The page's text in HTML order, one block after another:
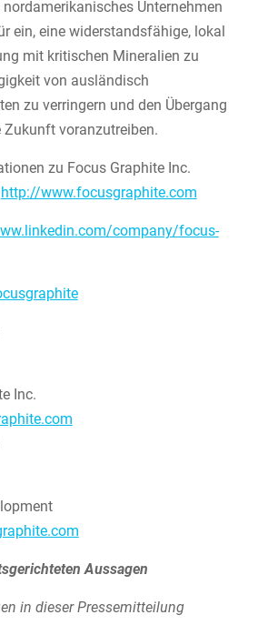
Unternehmen
ein, eine widerstandsfähige, lokal
mit kritischen Mineralien zu
von ausländisch
zu verringern und den Übergang
voranzutreiben.
zu Focus Graphite Inc.
http://www.focusgraphite.com
company/focus-
Inc.
Aussagen
in dieser Pressemitteilung